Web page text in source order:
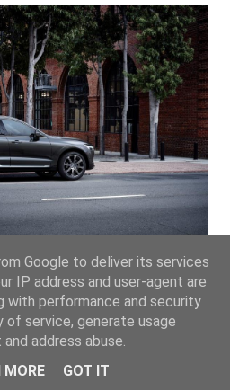
Google to deliver its services
IP address and user-agent are
with performance and security
service, generate usage
address abuse.
MORE
GOT IT